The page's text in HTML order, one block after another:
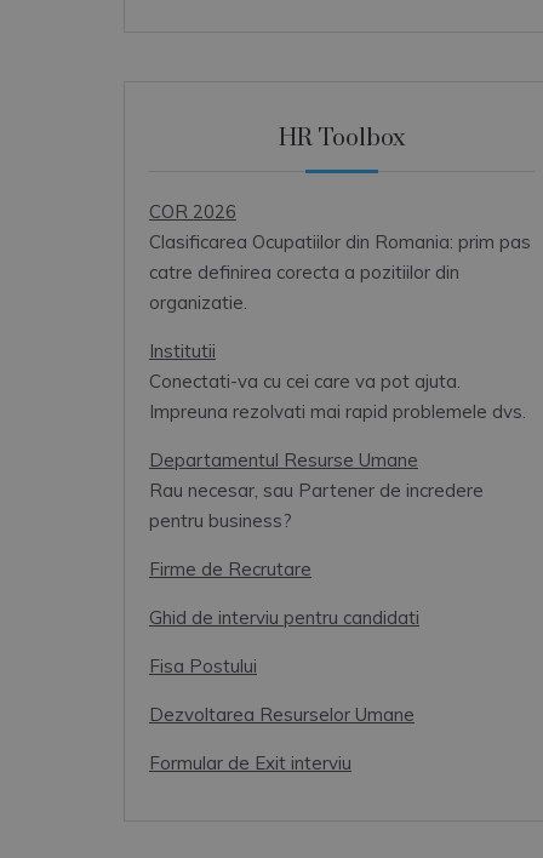
HR Toolbox
COR 2026
Clasificarea Ocupatiilor din Romania: prim pas
catre definirea corecta a pozitiilor din
organizatie.
Institutii
Conectati-va cu cei care va pot ajuta.
Impreuna rezolvati mai rapid problemele dvs.
Departamentul Resurse Umane
Rau necesar, sau Partener de incredere
pentru business?
Firme de Recrutare
Ghid de interviu pentru candidati
Fisa Postului
Dezvoltarea Resurselor Umane
Formular de Exit interviu